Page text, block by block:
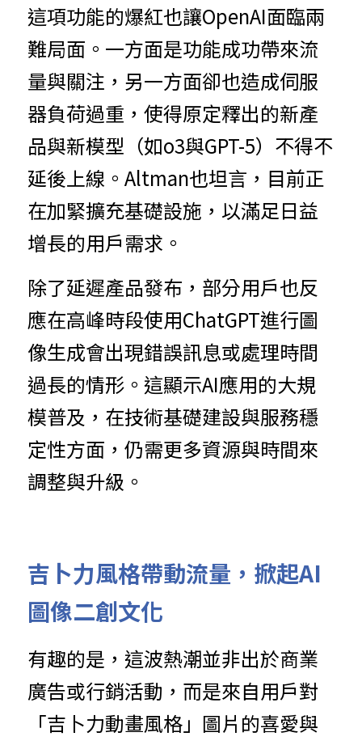
這項功能的爆紅也讓OpenAI面臨兩
難局面。一方面是功能成功帶來流
量與關注，另一方面卻也造成伺服
器負荷過重，使得原定釋出的新產
品與新模型（如o3與GPT-5）不得不
延後上線。Altman也坦言，目前正
在加緊擴充基礎設施，以滿足日益
增長的用戶需求。
除了延遲產品發布，部分用戶也反
應在高峰時段使用ChatGPT進行圖
像生成會出現錯誤訊息或處理時間
過長的情形。這顯示AI應用的大規
模普及，在技術基礎建設與服務穩
定性方面，仍需更多資源與時間來
調整與升級。
吉卜力風格帶動流量，掀起AI
圖像二創文化
有趣的是，這波熱潮並非出於商業
廣告或行銷活動，而是來自用戶對
「吉卜力動畫風格」圖片的喜愛與